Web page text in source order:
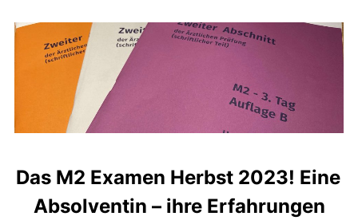
Das M2 Examen Herbst 2023! Eine
Absolventin – ihre Erfahrungen